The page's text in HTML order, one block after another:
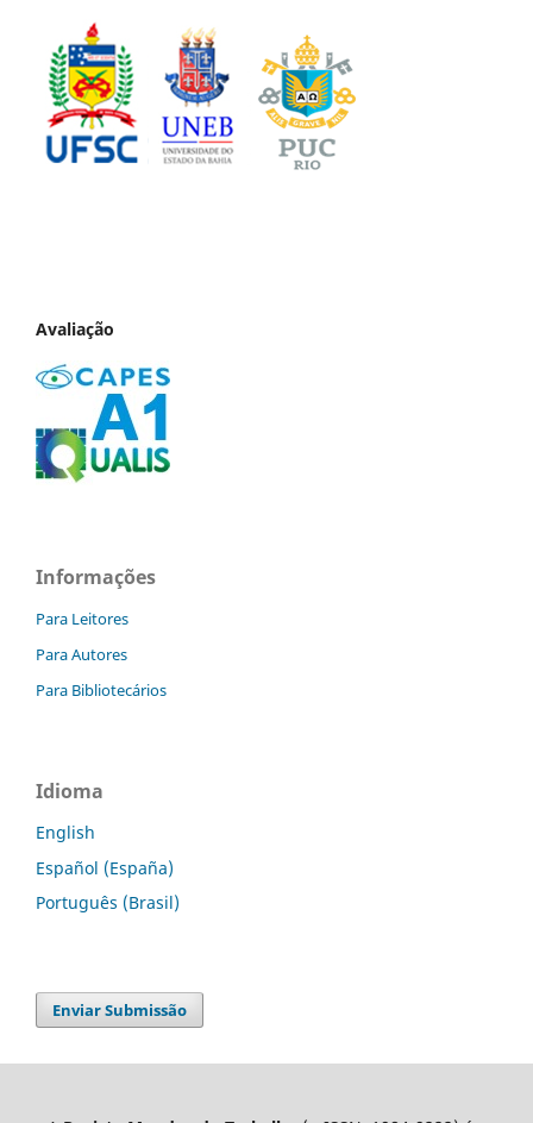
Avaliação
Informações
Para Leitores
Para Autores
Para Bibliotecários
Idioma
English
Español (España)
Português (Brasil)
Enviar Submissão